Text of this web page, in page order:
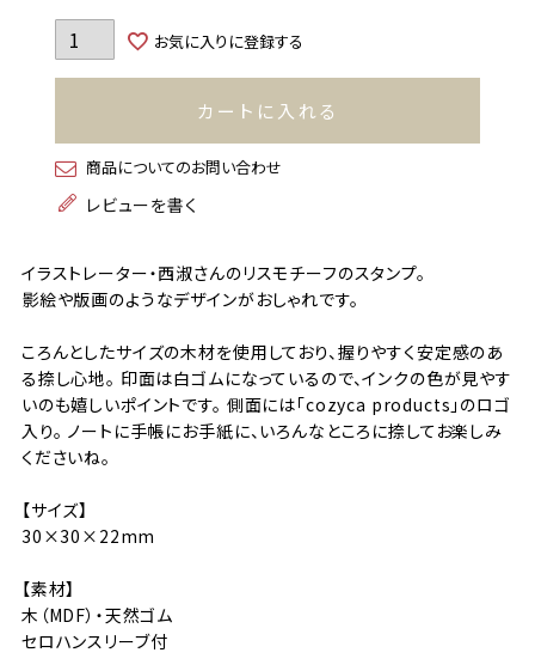
お気に入りに登録する
カートに入れる
商品についてのお問い合わせ
レビューを書く
イラストレーター・西淑さんのリスモチーフのスタンプ。
影絵や版画のようなデザインがおしゃれです。
ころんとしたサイズの木材を使用しており、握りやすく安定感のあ
る捺し心地。 印面は白ゴムになっているので、インクの色が見やす
いのも嬉しいポイントです。 側面には「cozyca products」のロゴ
入り。 ノートに手帳にお手紙に、いろんなところに捺してお楽しみ
くださいね。
【サイズ】
30×30×22mm
【素材】
木（MDF）・天然ゴム
セロハンスリーブ付